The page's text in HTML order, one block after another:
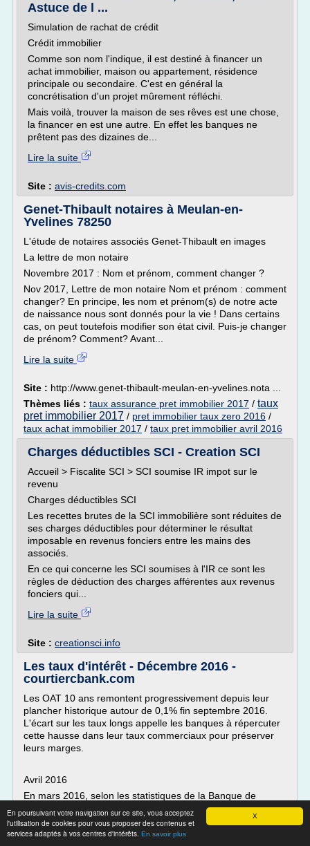
X
En poursuivant votre navigation sur ce site, vous acceptez
l'utilisation de cookies pour vous proposer des contenus et
services adaptés à vos centres d'intérêts. En savoir plus
Astuce de l ...
Simulation de rachat de crédit
Crédit immobilier
Comme son nom l'indique, il est destiné à financer un
achat immobilier, maison ou appartement, résidence
principale ou secondaire. C'est en général la
concrétisation d'un projet mûrement réfléchi.
Mais voilà, trouver la maison de ses rêves est une chose,
la financer en est une autre. En effet les banques ne
prêtent pas des dizaines de...
Lire la suite
Site : avis-credits.com
Genet-Thibault notaires à Meulan-en-
Yvelines 78250
L'étude de notaires associés Genet-Thibault en images
La lettre de mon notaire
Novembre 2017 : Nom et prénom, comment changer ?
Nov 2017, Lettre de mon notaire Nom et prénom : comment
changer? En principe, les nom et prénom(s) de notre acte
de naissance nous sont donnés pour la vie ! Dans certains
cas, on peut toutefois modifier son état civil. Puis-je changer
de prénom? Comment? Avant...
Lire la suite
Site : http://www.genet-thibault-meulan-en-yvelines.nota ...
Thèmes liés : taux assurance pret immobilier 2017 / taux
pret immobilier 2017 / pret immobilier taux zero 2016 /
taux achat immobilier 2017 / taux pret immobilier avril 2016
Charges déductibles SCI - Creation SCI
Accueil > Fiscalite SCI > SCI soumise IR impot sur le
revenu
Charges déductibles SCI
Les recettes brutes de la SCI immobilière sont réduites de
ses charges déductibles pour déterminer le résultat
imposable en revenus fonciers entre les mains des
associés.
En ce qui concerne les SCI soumises à l'IR ce sont les
règles de déduction des charges afférentes aux revenus
fonciers qui...
Lire la suite
Site : creationsci.info
Les taux d'intérêt - Décembre 2016 -
courtiercbank.com
Les OAT 10 ans remontent progressivement depuis leur
plancher historique autour de 0,1% fin septembre 2016.
L'écart sur les taux longs appelle les banques à répercuter
cette hausse dans leur taux commerciaux pour préserver
leurs marges.
Avril 2016
En mars 2016, selon les statistiques de la Banque de
France, la demande de crédits des entreprises progresse à
nouveau pour financer notamment...
Lire la suite